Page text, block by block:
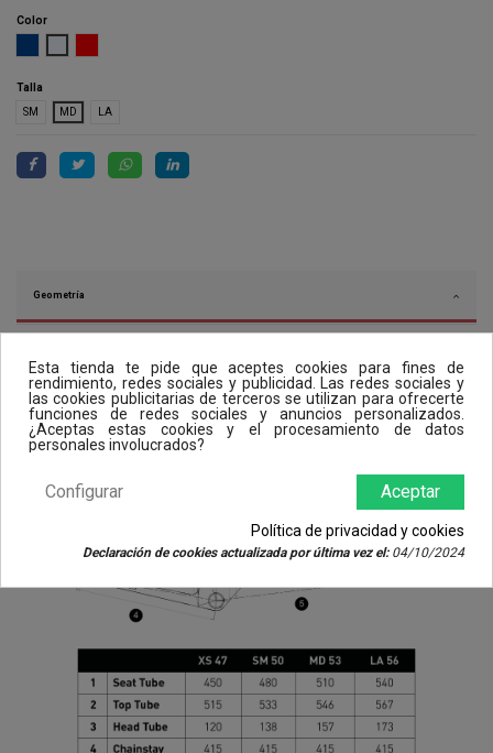
Color
Talla
SM
MD LA
Geometría
Esta tienda te pide que aceptes cookies para fines de
rendimiento, redes sociales y publicidad. Las redes sociales y
las cookies publicitarias de terceros se utilizan para ofrecerte
funciones de redes sociales y anuncios personalizados.
¿Aceptas estas cookies y el procesamiento de datos
personales involucrados?
Aceptar
Configurar
Política de privacidad y cookies
Declaración de cookies actualizada por última vez el:04/10/2024